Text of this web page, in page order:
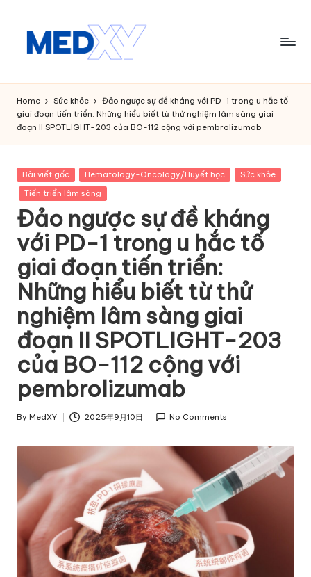
M
e
d
x
y
A
I
Home Sức khỏe
Đảo ngược sự đề kháng với PD-1 trong u hắc tố
giai đoạn tiến triển: Những hiểu biết từ thử nghiệm lâm sàng giai
đoạn II SPOTLIGHT-203 của BO-112 cộng với pembrolizumab
Posted
in
Bài viết gốc Hematology-Oncology/Huyết học
Sức khỏe
Tiến triển lâm sàng
Đảo ngược sự đề kháng
với PD-1 trong u hắc tố
giai đoạn tiến triển:
Những hiểu biết từ thử
nghiệm lâm sàng giai
đoạn II SPOTLIGHT-203
của BO-112 cộng với
pembrolizumab
Posted
By MedXY 2025年9月10日 No Comments